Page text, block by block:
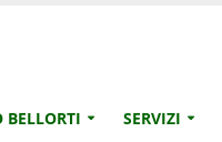
BELLORTI SERVIZI